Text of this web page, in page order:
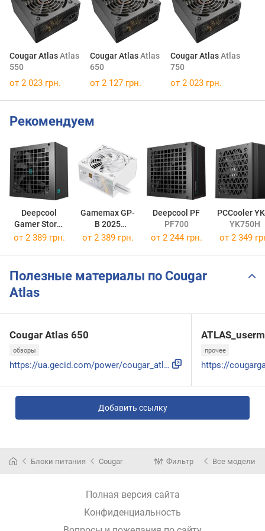
Cougar AtlasAtlas
550
Cougar AtlasAtlas
650
Cougar AtlasAtlas
750
от 2 023 грн. от 2 127 грн. от 2 023 грн.
Рекомендуем
Deepcool
Gamer Storm
PF-XPF700X
Gamemax GP-
B 2025
GP 650B White
Deepcool PF
PF700
PCCooler
YK750H
от 2 389 грн. от 2 389 грн. от 2 244 грн. от 2 349
Полезные материалы по Cougar
Atlas
Cougar Atlas 650
обзоры
https://ua.gecid.com/power/cougar_atlas_650/
прочее
Добавить ссылку
Блоки питания Cougar Фильтр Все модели
Полная версия сайта
Конфиденциальность